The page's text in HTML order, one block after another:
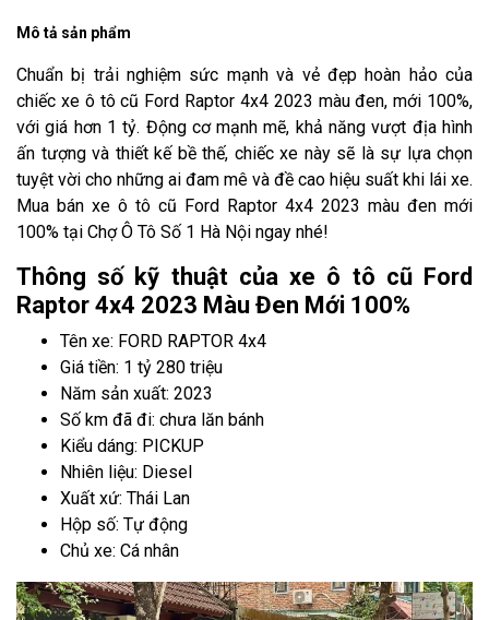
Mô tả sản phẩm
Chuẩn bị trải nghiệm sức mạnh và vẻ đẹp hoàn hảo của
chiếc xe ô tô cũ Ford Raptor 4x4 2023 màu đen, mới 100%,
với giá hơn 1 tỷ. Động cơ mạnh mẽ, khả năng vượt địa hình
ấn tượng và thiết kế bề thế, chiếc xe này sẽ là sự lựa chọn
tuyệt vời cho những ai đam mê và đề cao hiệu suất khi lái xe.
Mua bán xe ô tô cũ Ford Raptor 4x4 2023 màu đen mới
100% tại Chợ Ô Tô Số 1 Hà Nội ngay nhé!
Thông số kỹ thuật của xe ô tô cũ Ford
Raptor 4x4 2023 Màu Đen Mới 100%
Tên xe: FORD RAPTOR 4x4
Giá tiền: 1 tỷ 280 triệu
Năm sản xuất: 2023
Số km đã đi: chưa lăn bánh
Kiểu dáng: PICKUP
Nhiên liệu: Diesel
Xuất xứ: Thái Lan
Hộp số: Tự động
Chủ xe: Cá nhân